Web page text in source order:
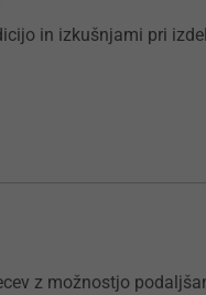
in izkušnjami pri
z možnostjo